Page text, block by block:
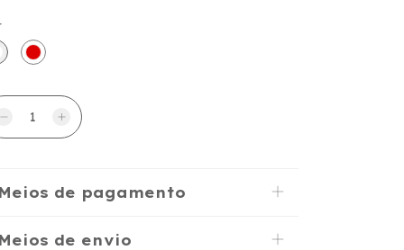
de pagamento
de envio